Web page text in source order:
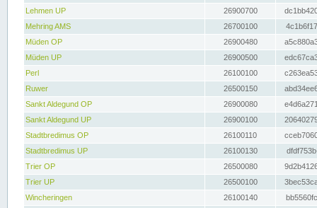
Lehmen UP
26900700
Mehring AMS
26700100
Müden OP
26900480
Müden UP
26900500
Perl
26100100
Ruwer
26500150
Sankt Aldegund OP
26900080
Sankt Aldegund UP
26900100
Stadtbredimus OP
26100110
Stadtbredimus UP
26100130
Trier OP
26500080
Trier UP
26500100
Wincheringen
26100140